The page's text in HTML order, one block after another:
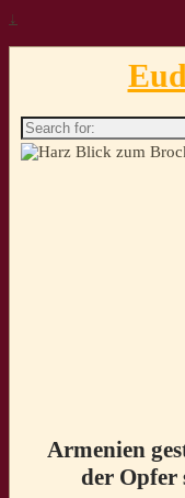
↓
Search
for:
Armenien
der Opfer